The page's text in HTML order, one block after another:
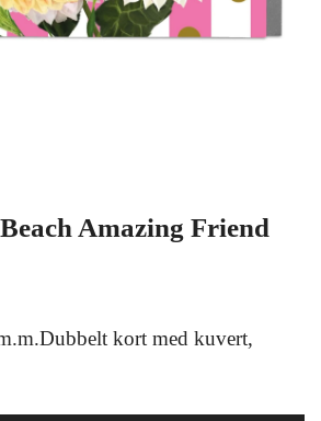
Amazing Friend
kort med kuvert,